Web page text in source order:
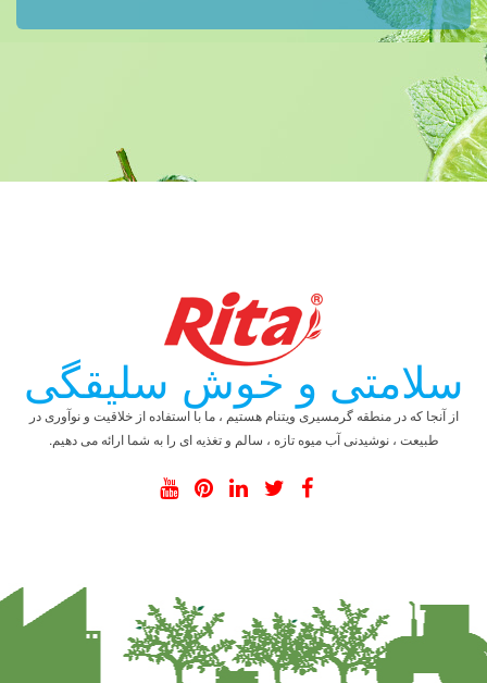
سلامتی و خوش سلیقگی
از آنجا که در منطقه گرمسیری ویتنام هستیم ، ما با استفاده از خلاقیت و نوآوری در
طبیعت ، نوشیدنی آب میوه تازه ، سالم و تغذیه ای را به شما ارائه می دهیم.